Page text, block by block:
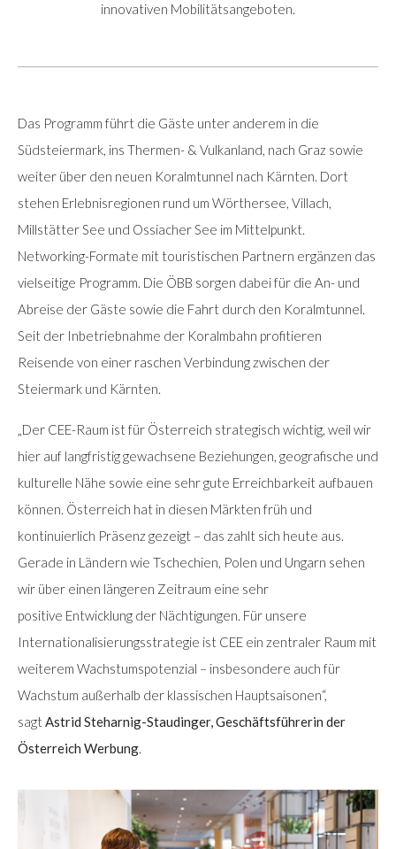
innovativen Mobilitätsangeboten.
Das Programm führt die Gäste unter anderem in die
Südsteiermark, ins Thermen- & Vulkanland, nach Graz sowie
weiter über den neuen Koralmtunnel nach Kärnten. Dort
stehen Erlebnisregionen rund um Wörthersee, Villach,
Millstätter See und Ossiacher See im Mittelpunkt.
Networking-Formate mit touristischen Partnern ergänzen das
vielseitige Programm. Die ÖBB sorgen dabei für die An- und
Abreise der Gäste sowie die Fahrt durch den Koralmtunnel.
Seit der Inbetriebnahme der Koralmbahn profitieren
Reisende von einer raschen Verbindung zwischen der
Steiermark und Kärnten.
„Der CEE-Raum ist für Österreich strategisch wichtig, weil wir
hier auf langfristig gewachsene Beziehungen, geografische und
kulturelle Nähe sowie eine sehr gute Erreichbarkeit aufbauen
können. Österreich hat in diesen Märkten früh und
kontinuierlich Präsenz gezeigt – das zahlt sich heute aus.
Gerade in Ländern wie Tschechien, Polen und Ungarn sehen
wir über einen längeren Zeitraum eine sehr
positive Entwicklung der Nächtigungen. Für unsere
Internationalisierungsstrategie ist CEE ein zentraler Raum mit
weiterem Wachstumspotenzial – insbesondere auch für
Wachstum außerhalb der klassischen Hauptsaisonen“,
sagtAstrid Steharnig-Staudinger, Geschäftsführerin der
Österreich Werbung.